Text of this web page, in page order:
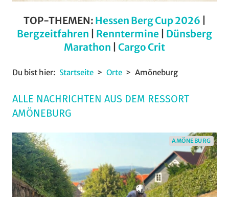
TOP-THEMEN: Hessen Berg Cup 2026
Bergzeitfahren
Renntermine
Dünsberg
Marathon
Cargo Crit
Du bist hier: Startseite Orte Amöneburg
ALLE NACHRICHTEN AUS DEM RESSORT
AMÖNEBURG
AMÖNEBURG